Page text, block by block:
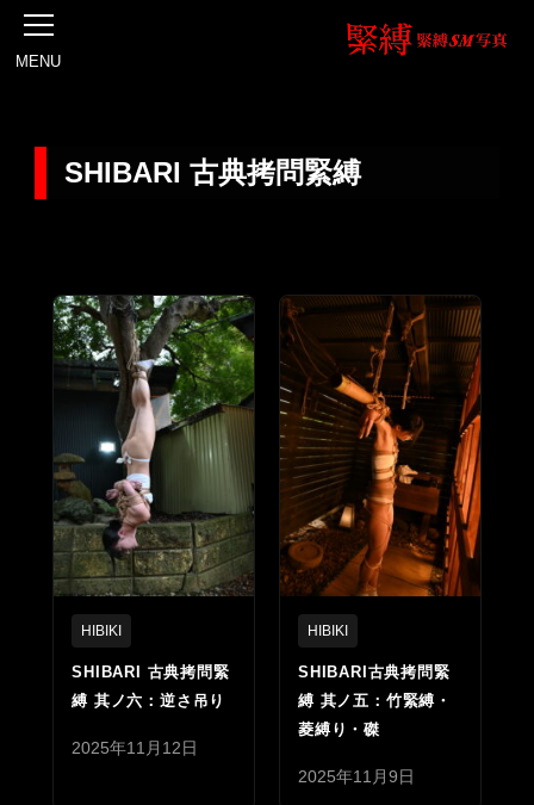
MENU
SHIBARI 古典拷問緊縛
HIBIKI
SHIBARI 古典拷問緊
縛 其ノ六：逆さ吊り
2025年11月12日
HIBIKI
SHIBARI古典拷問緊
縛 其ノ五：竹緊縛・
菱縛り・磔
2025年11月9日